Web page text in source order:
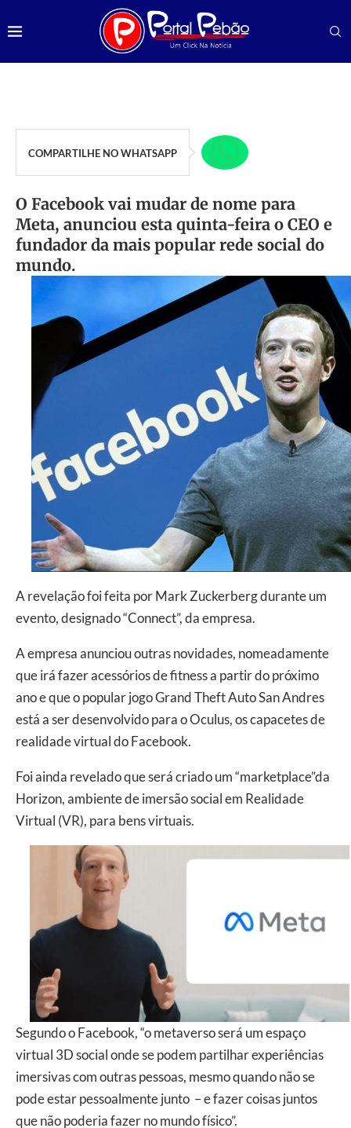
COMPARTILHE NO WHATSAPP
O Facebook vai mudar de nome para
Meta, anunciou esta quinta-feira o CEO e
fundador da mais popular rede social do
mundo.
A revelação foi feita por Mark Zuckerberg durante um
evento, designado “Connect”, da empresa.
A empresa anunciou outras novidades, nomeadamente
que irá fazer acessórios de fitness a partir do próximo
ano e que o popular jogo Grand Theft Auto San Andres
está a ser desenvolvido para o Oculus, os capacetes de
realidade virtual do Facebook.
Foi ainda revelado que será criado um “marketplace”da
Horizon, ambiente de imersão social em Realidade
Virtual (VR), para bens virtuais.
Segundo o Facebook, “o metaverso será um espaço
virtual 3D social onde se podem partilhar experiências
imersivas com outras pessoas, mesmo quando não se
pode estar pessoalmente junto – e fazer coisas juntos
que não poderia fazer no mundo físico”.